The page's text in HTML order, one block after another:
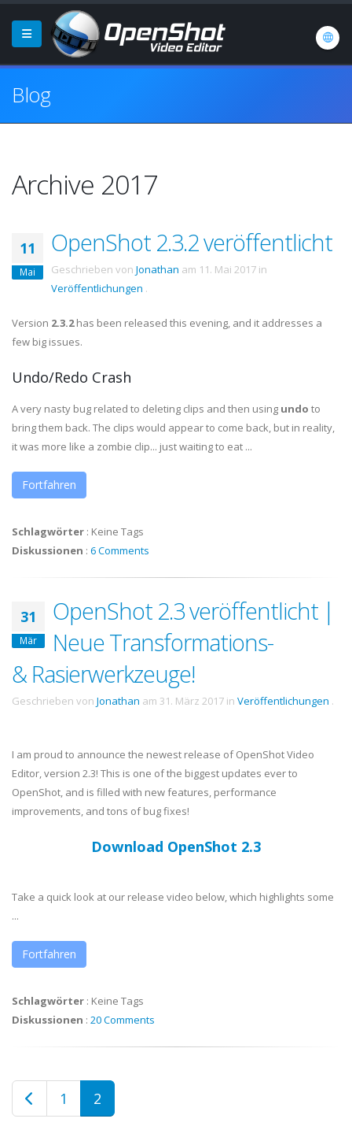
Blog
Archive 2017
11
Mai
OpenShot 2.3.2 veröffentlicht
Geschrieben von Jonathan am 11. Mai 2017 in
Veröffentlichungen .
Version 2.3.2has been released this evening, and it addresses a
few big issues.
Undo/Redo Crash
A very nasty bug related to deleting clips and then using undo to
bring them back. The clips would appear to come back, but in reality,
it was more like a zombie clip... just waiting to eat ...
Fortfahren
Schlagwörter : Keine Tags
Diskussionen : 6 Comments
31
Mär
OpenShot 2.3 veröffentlicht |
Neue Transformations-
& Rasierwerkzeuge!
Geschrieben von Jonathan am 31. März 2017 in Veröffentlichungen .
I am proud to announce the newest release of OpenShot Video
Editor, version 2.3! This is one of the biggest updates ever to
OpenShot, and is filled with new features, performance
improvements, and tons of bug fixes!
Download OpenShot 2.3
Take a quick look at our release video below, which highlights some
...
Fortfahren
Schlagwörter : Keine Tags
Diskussionen : 20 Comments
1 2